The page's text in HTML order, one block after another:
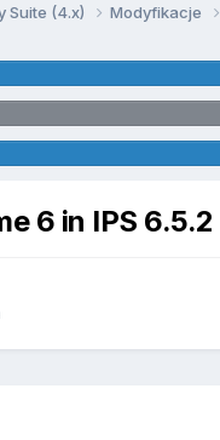
Suite (4.x) Modyfikacje
6 in IPS 6.5.2